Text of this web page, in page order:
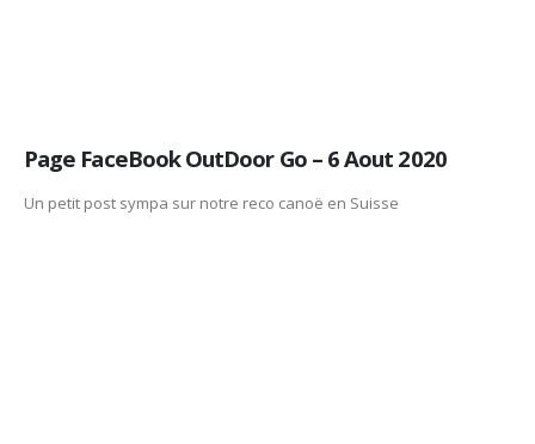
Page FaceBook OutDoor Go – 6 Aout 2020
Un petit post sympa sur notre reco canoë en Suisse